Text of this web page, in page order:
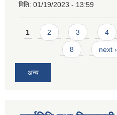
मिति: 01/19/2023 - 13:59
Pages
1 2 3 4
8 next ›
अन्य